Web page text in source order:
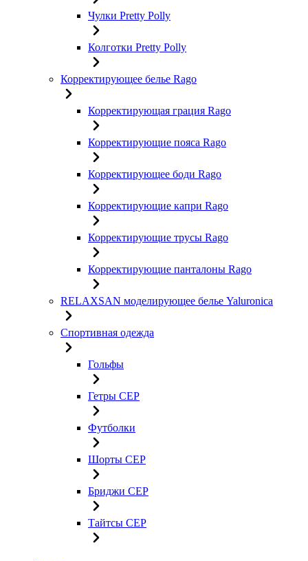
Чулки Pretty Polly
Колготки Pretty Polly
Корректирующее белье Rago
Корректирующая грация Rago
Корректирующие пояса Rago
Корректирующее боди Rago
Корректирующие капри Rago
Корректирующие трусы Rago
Корректирующие панталоны Rago
RELAXSAN моделирующее белье Yaluroniсa
Спортивная одежда
Гольфы
Гетры CEP
Футболки
Шорты CEP
Бриджи CEP
Тайтсы CEP